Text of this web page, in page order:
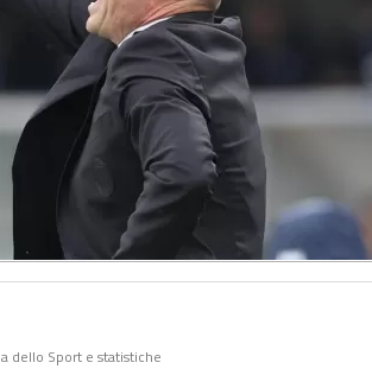
dello Sport e statistiche